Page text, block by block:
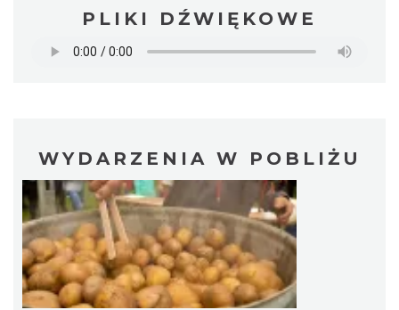
PLIKI DŹWIĘKOWE
WYDARZENIA W POBLIŻU